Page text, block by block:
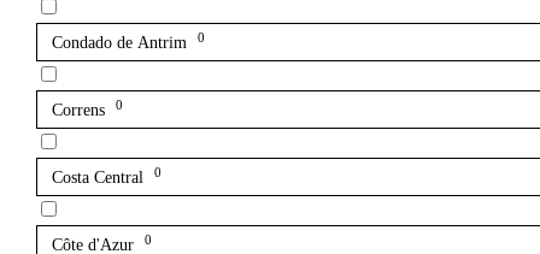
Condado de Antrim 0
Correns 0
Costa Central 0
Côte d'Azur 0